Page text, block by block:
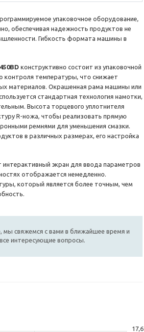
упаковочное оборудование,
обеспечивая надежность продуктов не
Гибкость формата машины в
конструктивно состоит из упаковочной
контроля температуры, что снижает
материалов. Окрашенная рама машины или
стандартная технология намотки,
Высота торцевого уплотнителя
R-ножа, чтобы реализовать прямую
ремнями для уменьшения смазки.
в различных размерах, его настройка
интерактивный экран для ввода параметров
отображается немедленно.
который является более точным, чем
мы свяжемся с вами в ближайшее время и
интересующие вопросы.
17,6